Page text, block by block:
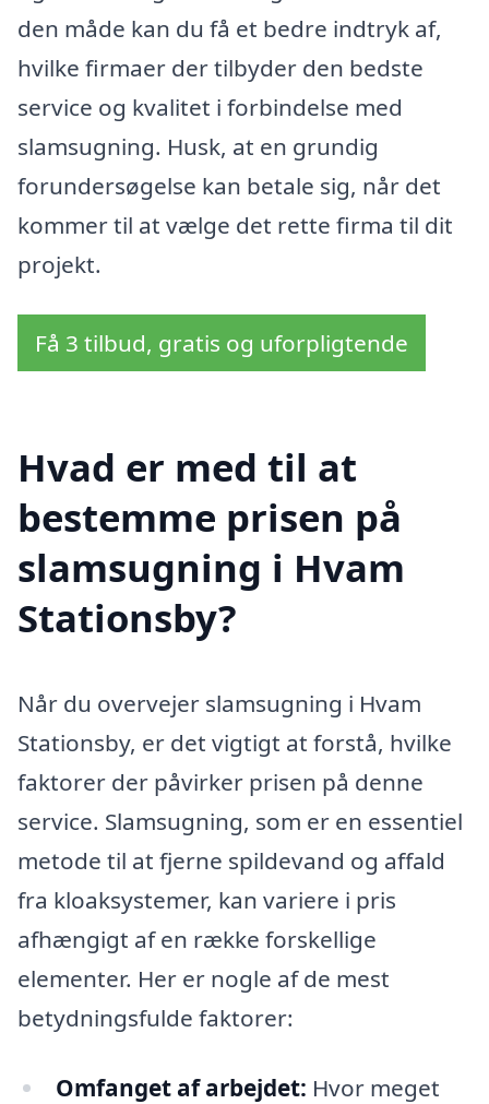
den måde kan du få et bedre indtryk af,
hvilke firmaer der tilbyder den bedste
service og kvalitet i forbindelse med
slamsugning. Husk, at en grundig
forundersøgelse kan betale sig, når det
kommer til at vælge det rette firma til dit
projekt.
Få 3 tilbud, gratis og uforpligtende
Hvad er med til at
bestemme prisen på
slamsugning i Hvam
Stationsby?
Når du overvejer slamsugning i Hvam
Stationsby, er det vigtigt at forstå, hvilke
faktorer der påvirker prisen på denne
service. Slamsugning, som er en essentiel
metode til at fjerne spildevand og affald
fra kloaksystemer, kan variere i pris
afhængigt af en række forskellige
elementer. Her er nogle af de mest
betydningsfulde faktorer:
Omfanget af arbejdet: Hvor meget